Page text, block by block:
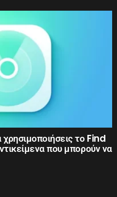
το Find
που μπορούν να